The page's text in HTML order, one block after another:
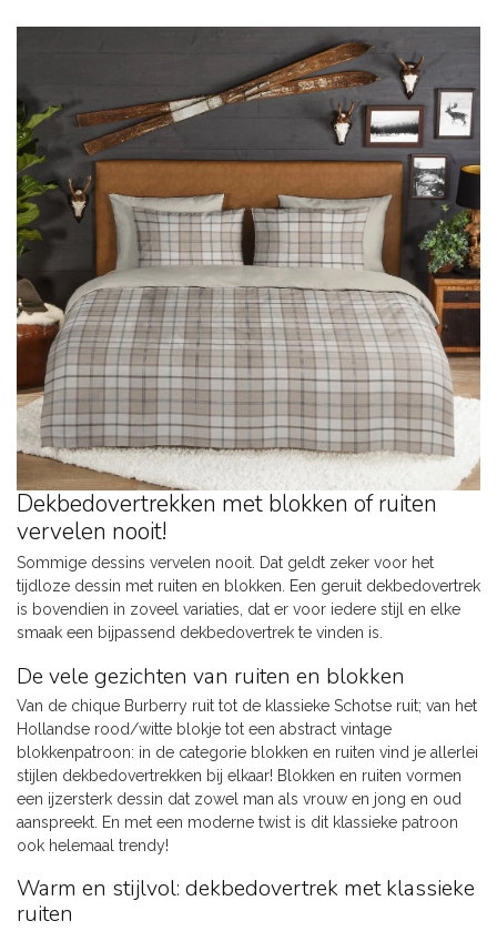
Dekbedovertrekken met blokken of ruiten
vervelen nooit!
Sommige dessins vervelen nooit. Dat geldt zeker voor het
tijdloze dessin met ruiten en blokken. Een geruit dekbedovertrek
is bovendien in zoveel variaties, dat er voor iedere stijl en elke
smaak een bijpassend dekbedovertrek te vinden is.
De vele gezichten van ruiten en blokken
Van de chique Burberry ruit tot de klassieke Schotse ruit; van het
Hollandse rood/witte blokje tot een abstract vintage
blokkenpatroon: in de categorie blokken en ruiten vind je allerlei
stijlen dekbedovertrekken bij elkaar! Blokken en ruiten vormen
een ijzersterk dessin dat zowel man als vrouw en jong en oud
aanspreekt. En met een moderne twist is dit klassieke patroon
ook helemaal trendy!
Warm en stijlvol: dekbedovertrek met klassieke
ruiten